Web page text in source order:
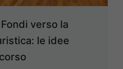
verso la
le idee